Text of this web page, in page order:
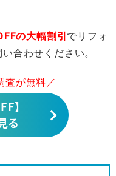
の大幅割引 でリフォ
合わせください。
査が無料／
】
る